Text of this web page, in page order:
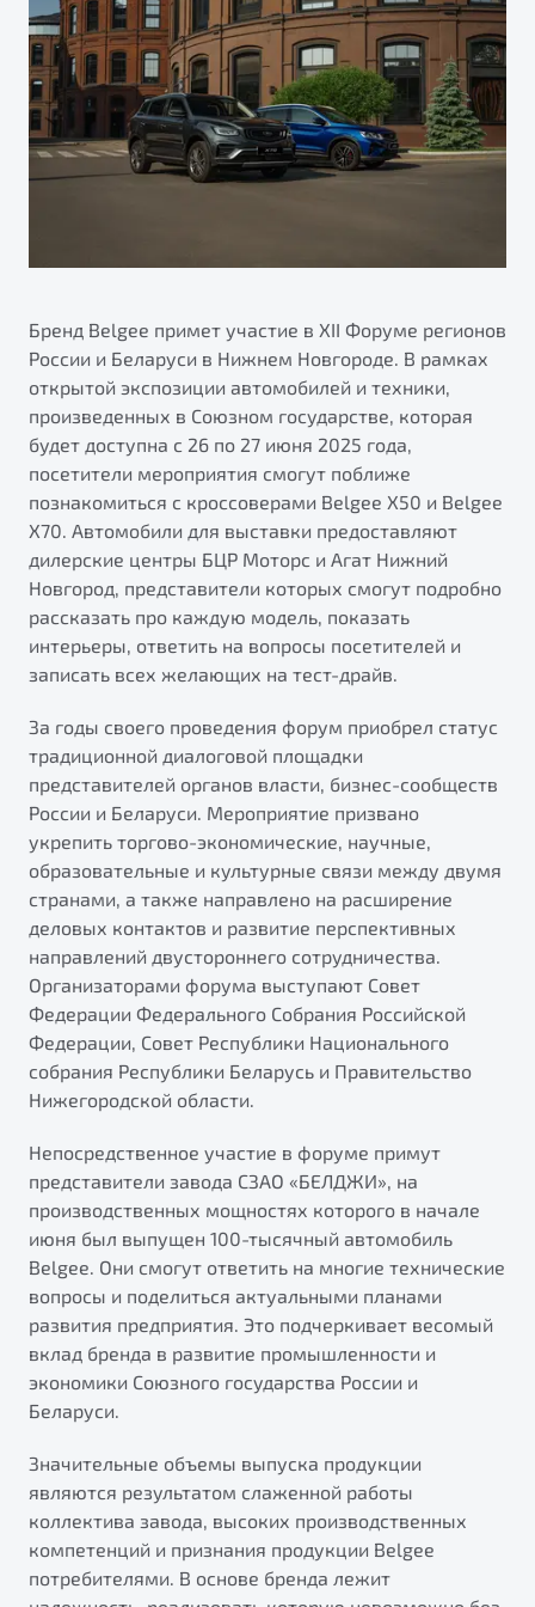
Яркий кроссовер
от 2 219 990 ₽*
S50
Элегантный и практичный седан
от 1 699 990 ₽*
Обзор В наличии
X70
Универсальный кроссовер
от 2 499 990 ₽*
Обзор В наличии
Автокредит
Трейд-ин
Страхование
Расчет КАСКО
Узнайте о специальных выгодах при покупке
автомобиля Belgee
Подробно
Тест-драйв
Автокредит
Спецпредложения
ПОДДЕРЖКА
Гарантия Belgee
Belgee Линк
Belgee Клуб
Помощь на дорогах
Будьте еще более уверены на дорогах с программой
Преимущества программы
Запись на сервис
Калькулятор ТО
Клиентская поддержка
О дилерском центре
Правовая информация
Бренд Belgee примет участие в XII Форуме регионов
России и Беларуси в Нижнем Новгороде. В рамках
открытой экспозиции автомобилей и техники,
произведенных в Союзном государстве, которая
будет доступна с 26 по 27 июня 2025 года,
посетители мероприятия смогут поближе
познакомиться с кроссоверами Belgee X50 и Belgee
X70. Автомобили для выставки предоставляют
дилерские центры БЦР Моторс и Агат Нижний
Новгород, представители которых смогут подробно
рассказать про каждую модель, показать
интерьеры, ответить на вопросы посетителей и
записать всех желающих на тест-драйв.
За годы своего проведения форум приобрел статус
традиционной диалоговой площадки
представителей органов власти, бизнес-сообществ
России и Беларуси. Мероприятие призвано
укрепить торгово-экономические, научные,
образовательные и культурные связи между двумя
странами, а также направлено на расширение
деловых контактов и развитие перспективных
направлений двустороннего сотрудничества.
Организаторами форума выступают Совет
Федерации Федерального Собрания Российской
Федерации, Совет Республики Национального
собрания Республики Беларусь и Правительство
Нижегородской области.
Непосредственное участие в форуме примут
представители завода СЗАО «БЕЛДЖИ», на
производственных мощностях которого в начале
июня был выпущен 100-тысячный автомобиль
Belgee. Они смогут ответить на многие технические
вопросы и поделиться актуальными планами
развития предприятия. Это подчеркивает весомый
вклад бренда в развитие промышленности и
экономики Союзного государства России и
Беларуси.
Значительные объемы выпуска продукции
являются результатом слаженной работы
коллектива завода, высоких производственных
компетенций и признания продукции Belgee
потребителями. В основе бренда лежит